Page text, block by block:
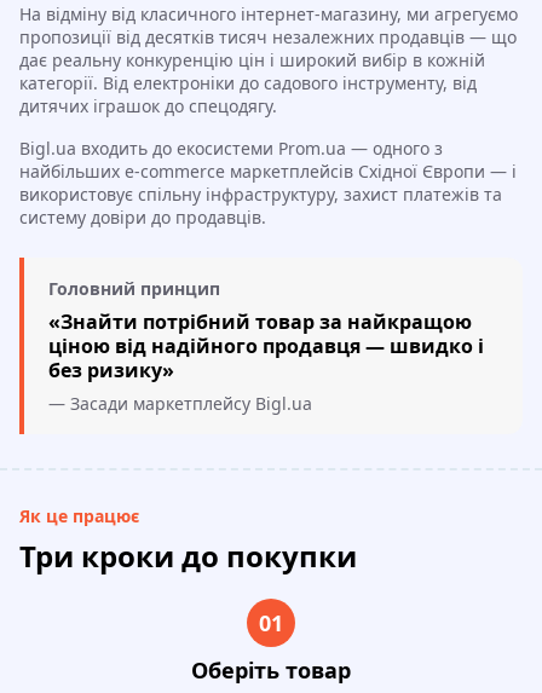
На відміну від класичного інтернет-магазину, ми агрегуємо
пропозиції від десятків тисяч незалежних продавців — що
дає реальну конкуренцію цін і широкий вибір в кожній
категорії. Від електроніки до садового інструменту, від
дитячих іграшок до спецодягу.
Bigl.ua входить до екосистеми Prom.ua — одного з
найбільших e-commerce маркетплейсів Східної Європи — і
використовує спільну інфраструктуру, захист платежів та
систему довіри до продавців.
Головний принцип
«Знайти потрібний товар за найкращою
ціною від надійного продавця — швидко і
без ризику»
— Засади маркетплейсу Bigl.ua
Як це працює
Три кроки до покупки
01
Оберіть товар